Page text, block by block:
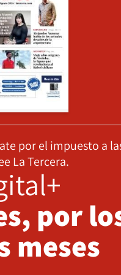
por el impuesto a
La Tercera.
por
meses